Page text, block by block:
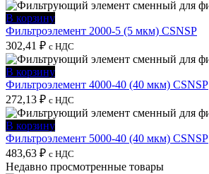
В корзину
Фильтроэлемент 2000-5 (5 мкм) CSNSP
302,41 ₽ с НДС
В корзину
Фильтроэлемент 4000-40 (40 мкм) CSNSP
272,13 ₽ с НДС
В корзину
Фильтроэлемент 5000-40 (40 мкм) CSNSP
483,63 ₽ с НДС
Недавно просмотренные товары